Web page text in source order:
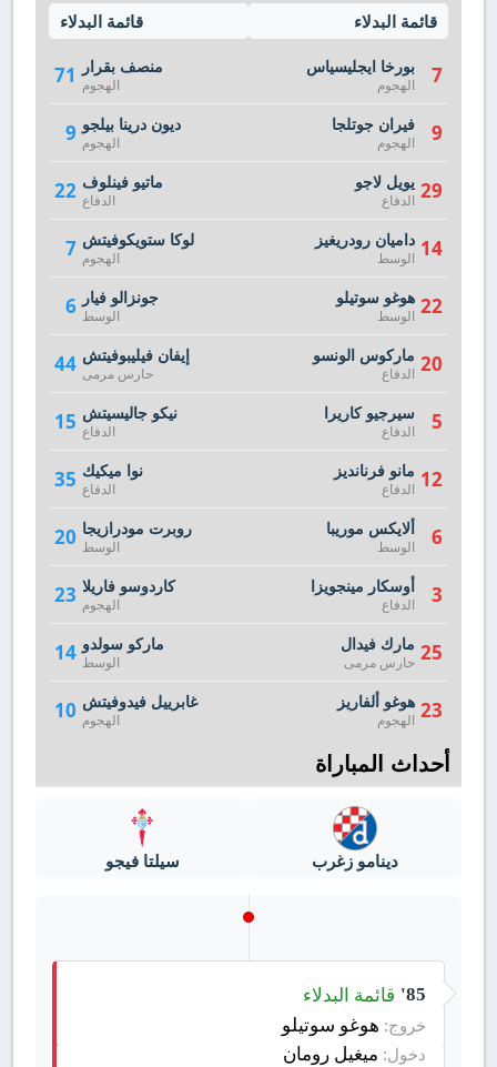
قائمة البدلاء
71 منصف بقرار
الهجوم
9 ديون درينا بيلجو
الهجوم
22 ماتيو فينلوف
الدفاع
7 لوكا ستويكوفيتش
الهجوم
6 جونزالو فيار
الوسط
44 إيفان فيليبوفيتش
حارس مرمى
15 نيكو جاليسيتش
الدفاع
35 نوا ميكيك
الدفاع
20 روبرت مودرازيجا
الوسط
23 كاردوسو فاريلا
الهجوم
14 ماركو سولدو
الوسط
10 غابرييل فيدوفيتش
الهجوم
قائمة البدلاء
7 بورخا ايجليسياس
الهجوم
9 فيران جوتلجا
الهجوم
29 يويل لاجو
الدفاع
14 داميان رودريغيز
الوسط
22 هوغو سوتيلو
الوسط
20 ماركوس الونسو
الدفاع
5 سيرجيو كاريرا
الدفاع
12 مانو فرنانديز
الدفاع
6 ألايكس موريبا
الوسط
3 أوسكار مينجويزا
الدفاع
25 مارك فيدال
حارس مرمى
23 هوغو ألفاريز
الهجوم
أحداث المباراة
دينامو زغرب سيلتا فيجو
85' قائمة البدلاء
خروج: هوغو سوتيلو
دخول: ميغيل رومان